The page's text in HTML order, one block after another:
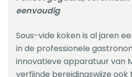
eenvoudig
Sous-vide koken is al jaren
in de professionele
innovatieve apparatuur van
verfijnde bereidingswijze ook